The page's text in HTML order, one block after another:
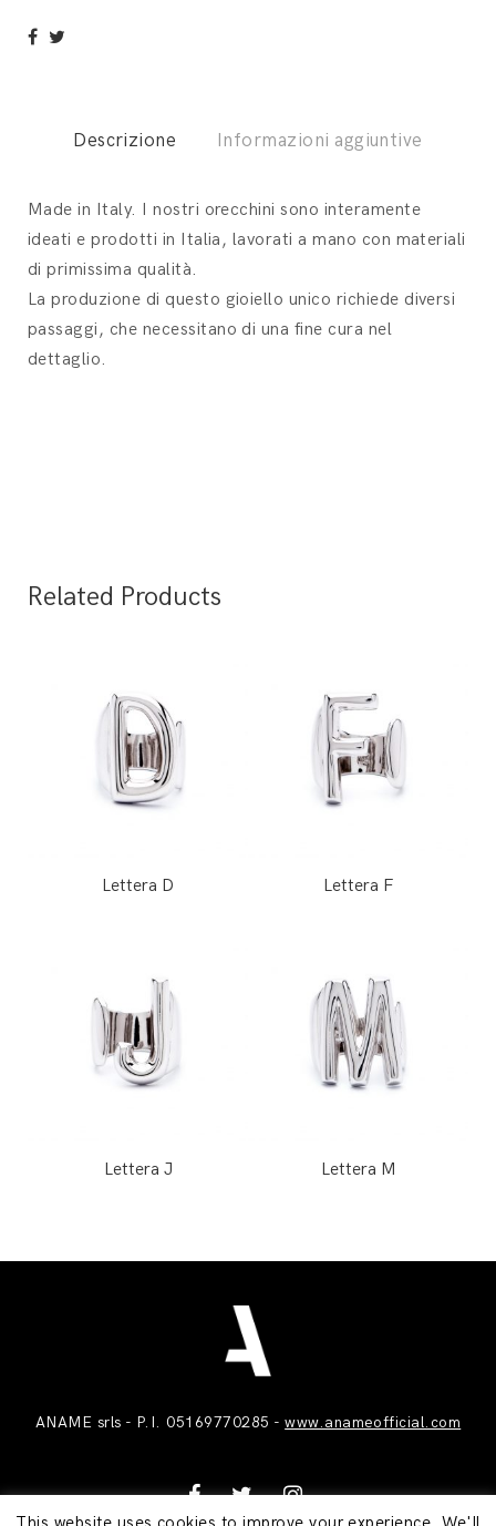
Descrizione Informazioni aggiuntive
Made in Italy. I nostri orecchini sono interamente
ideati e prodotti in Italia, lavorati a mano con materiali
di primissima qualità.
La produzione di questo gioiello unico richiede diversi
passaggi, che necessitano di una fine cura nel
dettaglio.
Related Products
Lettera D Lettera F
Lettera J Lettera M
ANAME srls - P.I. 05169770285 -www.anameofficial.com